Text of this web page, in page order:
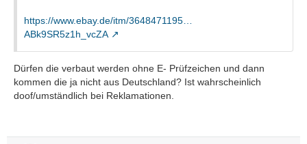
https://www.ebay.de/itm/3648471195…
ABk9SR5z1h_vcZA
Dürfen die verbaut werden ohne E- Prüfzeichen und dann
kommen die ja nicht aus Deutschland? Ist wahrscheinlich
doof/umständlich bei Reklamationen.